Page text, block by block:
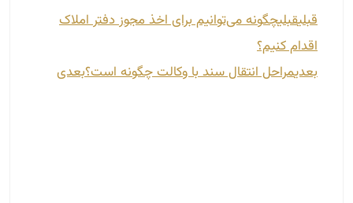
قبلیقبلیچگونه می‌توانیم برای اخذ مجوز دفتر املاک
اقدام کنیم؟
بعدیمراحل انتقال سند با وکالت چگونه است؟بعدی